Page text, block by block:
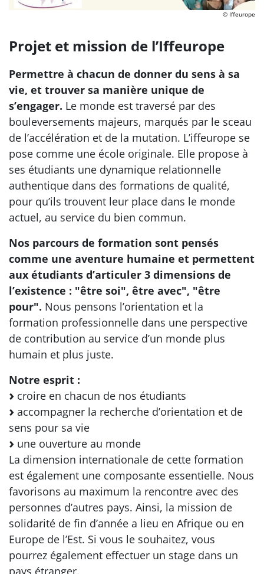
© Iffeurope
Projet et mission de l’Iffeurope
Permettre à chacun de donner du sens à sa
vie, et trouver sa manière unique de
s’engager. Le monde est traversé par des
bouleversements majeurs, marqués par le sceau
de l’accélération et de la mutation. L’iffeurope se
pose comme une école originale. Elle propose à
ses étudiants une dynamique relationnelle
authentique dans des formations de qualité,
pour qu’ils trouvent leur place dans le monde
actuel, au service du bien commun.
Nos parcours de formation sont pensés
comme une aventure humaine et permettent
aux étudiants d’articuler 3 dimensions de
l’existence : "être soi", être avec", "être
pour". Nous pensons l’orientation et la
formation professionnelle dans une perspective
de contribution au service d’un monde plus
humain et plus juste.
Notre esprit :
croire en chacun de nos étudiants
accompagner la recherche d’orientation et de
sens pour sa vie
une ouverture au monde
La dimension internationale de cette formation
est également une composante essentielle. Nous
favorisons au maximum la rencontre avec des
personnes d’autres pays. Ainsi, la mission de
solidarité de fin d’année a lieu en Afrique ou en
Europe de l’Est. Si vous le souhaitez, vous
pourrez également effectuer un stage dans un
pays étranger.